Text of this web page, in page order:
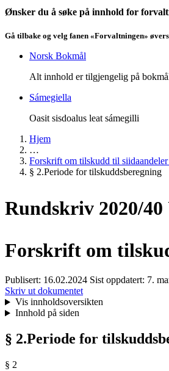
Ønsker du å søke på innhold for
Gå tilbake og velg fanen «Forvaltningen»
Norsk Bokmål
Alt innhold er tilgjengelig på
Sámegiella
Oasit sisdoalus leat sámegilli
Hjem
…
Forskrift om tilskudd til
§ 2.Periode for tilskuddsberegning
Rundskriv 2020/
Forskrift om
Publisert: 16.02.2024 Sist oppdatert: 7.
Skriv ut dokumentet
Vis innholdsoversikten
Innhold på siden
§ 2.Periode for
§ 2